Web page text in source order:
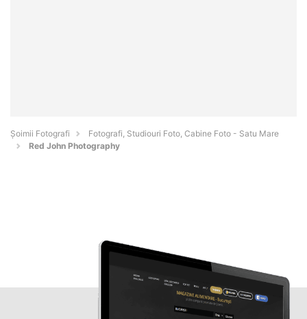
Șoimii Fotografi
Fotografi, Studiouri Foto, Cabine Foto - Satu Mare
Red John Photography